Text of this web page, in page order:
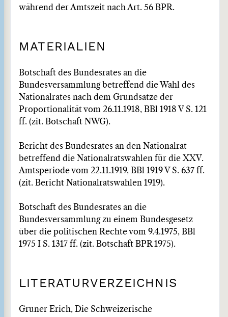
während der Amtszeit nach Art. 56 BPR.
MATERIALIEN
Botschaft des Bundesrates an die
Bundesversammlung betreffend die Wahl des
Nationalrates nach dem Grundsatze der
Proportionalität vom 26.11.1918, BBl 1918 V S. 121
ff. (zit. Botschaft NWG).
Bericht des Bundesrates an den Nationalrat
betreffend die Nationalratswahlen für die XXV.
Amtsperiode vom 22.11.1919, BBl 1919 V S. 637 ff.
(zit. Bericht Nationalratswahlen 1919).
Botschaft des Bundesrates an die
Bundesversammlung zu einem Bundesgesetz
über die politischen Rechte vom 9.4.1975, BBl
1975 I S. 1317 ff. (zit. Botschaft BPR 1975).
LITERATURVERZEICHNIS
Gruner Erich, Die Schweizerische